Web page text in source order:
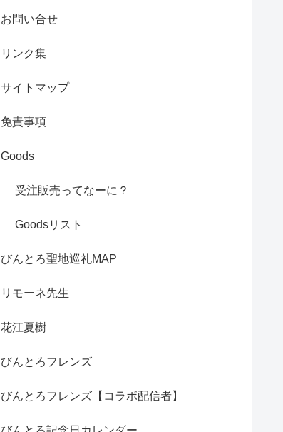
お問い合せ
リンク集
サイトマップ
免責事項
Goods
受注販売ってなーに？
Goodsリスト
びんとろ聖地巡礼MAP
リモーネ先生
花江夏樹
びんとろフレンズ
びんとろフレンズ【コラボ配信者】